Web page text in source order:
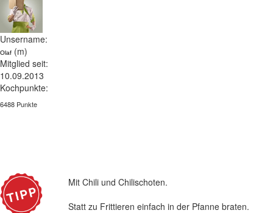
Unsername:
Olaf (m)
Mitglied seit:
10.09.2013
Kochpunkte:
6488 Punkte
Mit Chili und Chilischoten.
Statt zu Frittieren einfach in der Pfanne braten.